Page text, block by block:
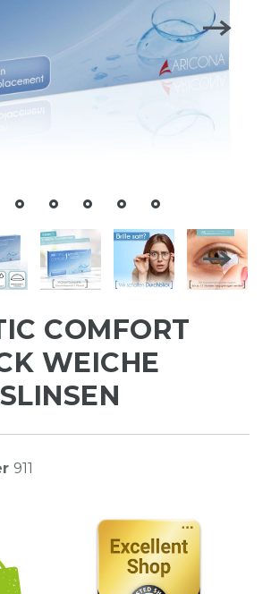
COMFORT
WEICHE
911